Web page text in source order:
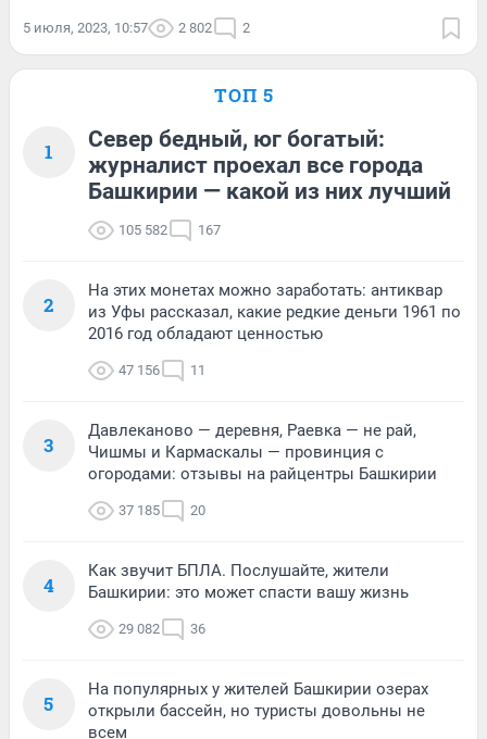
5 июля, 2023, 10:57 2 802 2
ТОП 5
1
Север бедный, юг богатый:
журналист проехал все города
Башкирии — какой из них лучший
105 582 167
2
На этих монетах можно заработать: антиквар
из Уфы рассказал, какие редкие деньги 1961 по
2016 год обладают ценностью
47 156 11
3
Давлеканово — деревня, Раевка — не рай,
Чишмы и Кармаскалы — провинция с
огородами: отзывы на райцентры Башкирии
37 185 20
4
Как звучит БПЛА. Послушайте, жители
Башкирии: это может спасти вашу жизнь
29 082 36
5
На популярных у жителей Башкирии озерах
открыли бассейн, но туристы довольны не
всем